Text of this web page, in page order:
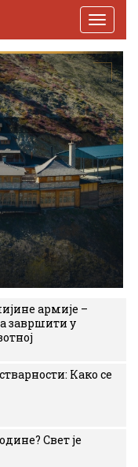
армије –
завршити у
Како се
Свет је